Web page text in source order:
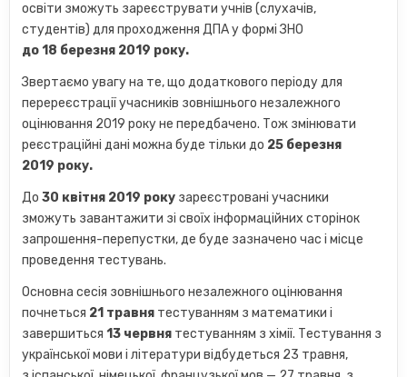
освіти зможуть зареєструвати учнів (слухачів,
студентів) для проходження ДПА у формі ЗНО
до 18 березня 2019 року.
Звертаємо увагу на те, що додаткового періоду для
перереєстрації учасників зовнішнього незалежного
оцінювання 2019 року не передбачено. Тож змінювати
реєстраційні дані можна буде тільки до 25 березня
2019 року.
До30 квітня 2019 року зареєстровані учасники
зможуть завантажити зі своїх інформаційних сторінок
запрошення-перепустки, де буде зазначено час і місце
проведення тестувань.
Основна сесія зовнішнього незалежного оцінювання
почнеться 21 травня тестуванням з математики і
завершиться13 червня тестуванням з хімії. Тестування з
української мови і літератури відбудеться 23 травня,